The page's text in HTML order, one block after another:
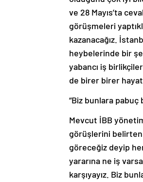
ve 28 Mayıs’ta
görüşmeleri
kazanacağız.
heybelerinde bir
yabancı iş
de birer birer
“Biz bunlara pabuç
Mevcut İBB
görüşlerini
göreceğiz deyip
yararına ne iş
karşıyayız. Biz